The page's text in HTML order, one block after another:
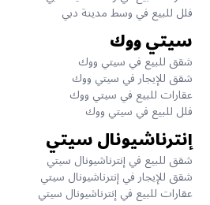
فلل للبيع في وسط مدينة دبي
سيتي ووك
شقق للبيع في سيتي ووك
شقق للإيجار في سيتي ووك
عقارات للبيع في سيتي ووك
فلل للبيع في سيتي ووك
إنترناشيونال سيتي
شقق للبيع في إنترناشيونال سيتي
شقق للإيجار في إنترناشيونال سيتي
عقارات للبيع في إنترناشيونال سيتي